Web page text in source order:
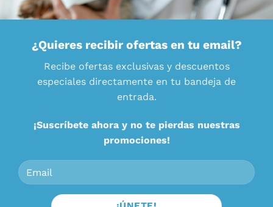
¿Quieres recibir ofertas en tu email?
Recibe ofertas exclusivas y descuentos
especiales directamente en tu bandeja de
entrada.
¡Suscríbete ahora y no te pierdas nuestras
promociones!